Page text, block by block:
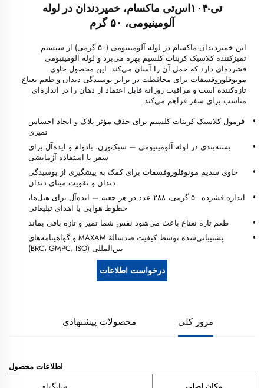
تی-۱۰۴اس‌تی ماکسام، خمیردندان در لوله
آلومینیومی، ۵۰ گرم
این خمیردندان ماکسام در لوله آلومینیومی (۵۰ گرمی) از سیستم
تمیزکننده کلاسیک کربنات کلسیم بهره می‌برد و لوله آلومینیومی
فشرده‌ای دارد که حمل آن را آسان می‌کند. این محصول حاوی
مونوفلوروفسفات برای محافظت در برابر پوسیدگی دندان و طعم نعناع
تازه‌کننده است و مراقبت روزانه قابل اعتماد از دهان را در اندازه‌ای
مناسب برای سفر فراهم می‌کند.
فرمول کلاسیک کربنات کلسیم برای حذف مؤثر پلاک و ایجاد احساس
تمیزی
بسته‌بندی در لوله آلومینیومی — سبک‌وزن، بادوام و ایده‌آل برای
سفر یا استفاده آزمایشی
حاوی سدیم مونوفلوروفسفات برای کمک به پیشگیری از پوسیدگی
دندان و تقویت مینای دندان
اندازه فشرده ۵۰ گرمی، ۲۸۸ عدد در هر جعبه — ایده‌آل برای هتل‌ها،
خطوط هوایی یا اهدای تبلیغاتی
طعم تازه نعناع باعث می‌شود نفس شما تمیز و تازه باقی بماند
پشتیبانی‌شده توسط کیفیت صدسالهٔ MAXAM و گواهینامه‌های
بین‌المللی (BRC، GMPC، ISO)
درخواست اطلاعات
مرور کلی محصولات پیشنهادی
اطلاعات محصول